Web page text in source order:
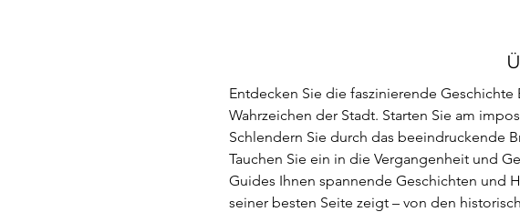
Entdecken Sie die faszinierende
Wahrzeichen der Stadt. Starten Sie am
Schlendern Sie durch das beeindruckende
Tauchen Sie ein in die Vergangenheit und
Guides Ihnen spannende Geschichten und
seiner besten Seite zeigt – von den